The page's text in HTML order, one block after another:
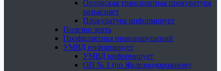
Орловская транспортная прокуратура
разъясняет
Прокуратура информирует
Полезно знать
Профилактика правонарушений
УМВД информирует
УМВД информирует
ОП № 1 (по Железнодорожному